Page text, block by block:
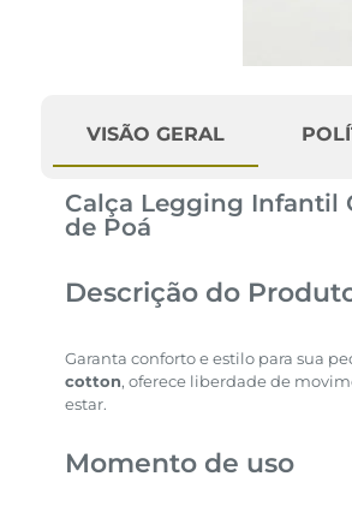
VISÃO GERAL
Calça Legging Infantil
de Poá
Descrição do
Garanta conforto e estilo para sua
cotton, oferece liberdade de
estar.
Momento de uso